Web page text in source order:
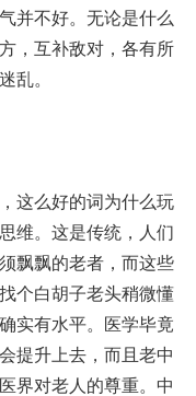
并不好。无论是什么
，互补敌对，各有所
乱。
这么好的词为什么玩
维。这是传统，人们
飘飘的老者，而这些
个白胡子老头稍微懂
实有水平。医学毕竟
提升上去，而且老中
界对老人的尊重。中